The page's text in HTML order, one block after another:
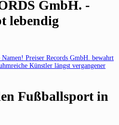
GmbH. -
lebendig
Preiser Records GmbH. bewahrt
Künstler längst vergangener
Fußballsport in